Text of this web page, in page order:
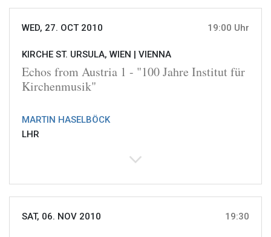
WED, 27. OCT 2010 19:00 Uhr
KIRCHE ST. URSULA, WIEN | VIENNA
Echos from Austria 1 - "100 Jahre Institut für
Kirchenmusik"
MARTIN HASELBÖCK
LHR
SAT, 06. NOV 2010 19:30